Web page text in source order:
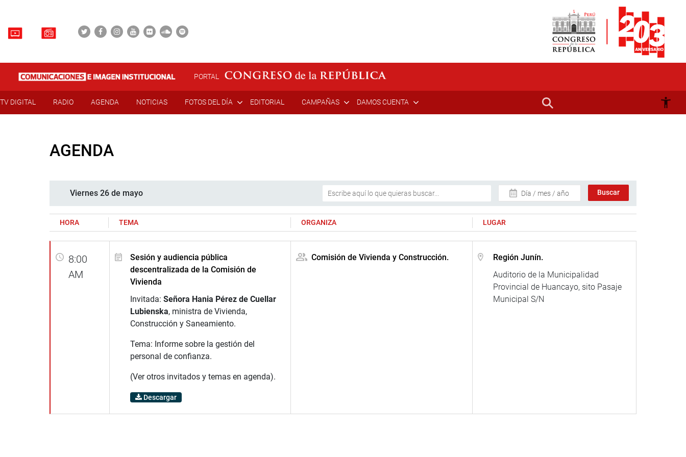
PORTAL
TV DIGITAL RADIO AGENDA NOTICIAS FOTOS DEL DÍA EDITORIAL CAMPAÑAS DAMOS CUENTA
AGENDA
Viernes 26 de mayo Día / mes / año
HORA TEMA ORGANIZA LUGAR
8:00
AM
Sesión y audiencia pública
descentralizada de la Comisión de
Vivienda
Invitada: Señora Hania Pérez de Cuellar
Lubienska, ministra de Vivienda,
Construcción y Saneamiento.
Tema: Informe sobre la gestión del
personal de confianza.
(Ver otros invitados y temas en agenda).
Descargar
Comisión de Vivienda y Construcción.
Región Junín.
Auditorio de la Municipalidad
Provincial de Huancayo, sito Pasaje
Municipal S/N